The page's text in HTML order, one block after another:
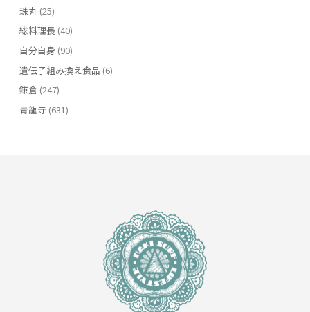
珠丸(25)
総料理長 (40)
自分自身 (90)
遺伝子組み換え食品 (6)
鎌倉 (247)
青龍寺 (631)